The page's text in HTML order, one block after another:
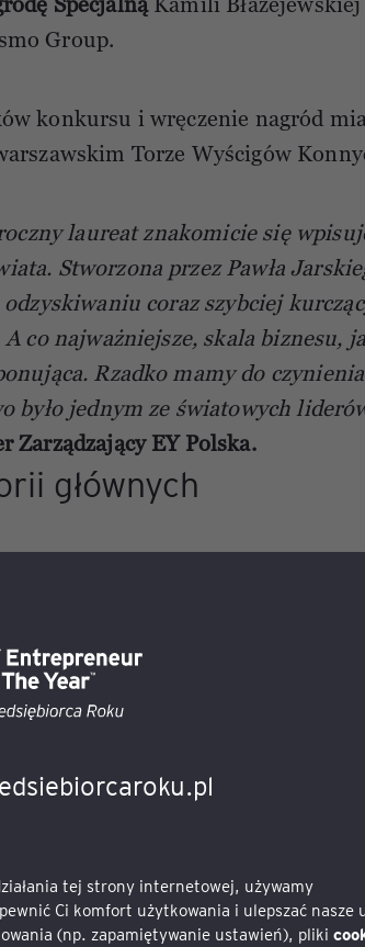
Group.
konkursu i wręczenie nagród
Torze Wyścigów
laureat znakomicie się
Stworzona przez Pawła
coraz szybciej
co najważniejsze, skala biznesu,
Rzadko mamy do
było jednym ze światowych
Zarządzający EY Polska.
głównych
dla gospodarki metali od
tej strony internetowej, używamy
Ci komfort użytkowania i ulepszać nasze
(np. zapamiętywanie ustawień), pliki